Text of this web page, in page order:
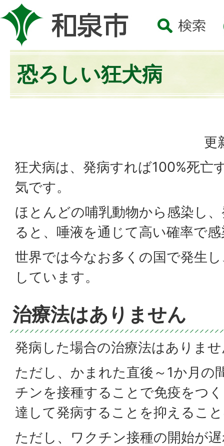
恐ろしい狂犬病
更
狂犬病は、発病すれば100%死亡
気です。
ほとんどの哺乳動物から感染し
ると、唾液を通じて高い確率で
世界では今なお多くの国で発生
しています。
治療法はありません
発病した場合の治療法はありま
ただし、かまれた直後～1か月の
チンを接種することで免疫をつ
達して発病することを抑えるこ
ただし、ワクチン接種の開始が